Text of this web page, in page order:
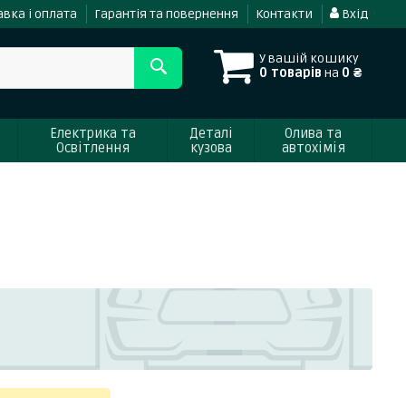
і оплата Гарантія та повернення Контакти Вхід
У вашій кошику
0 товарів на 0 ₴
Електрика та
Освітлення
Деталі
кузова
Олива та
автохімія